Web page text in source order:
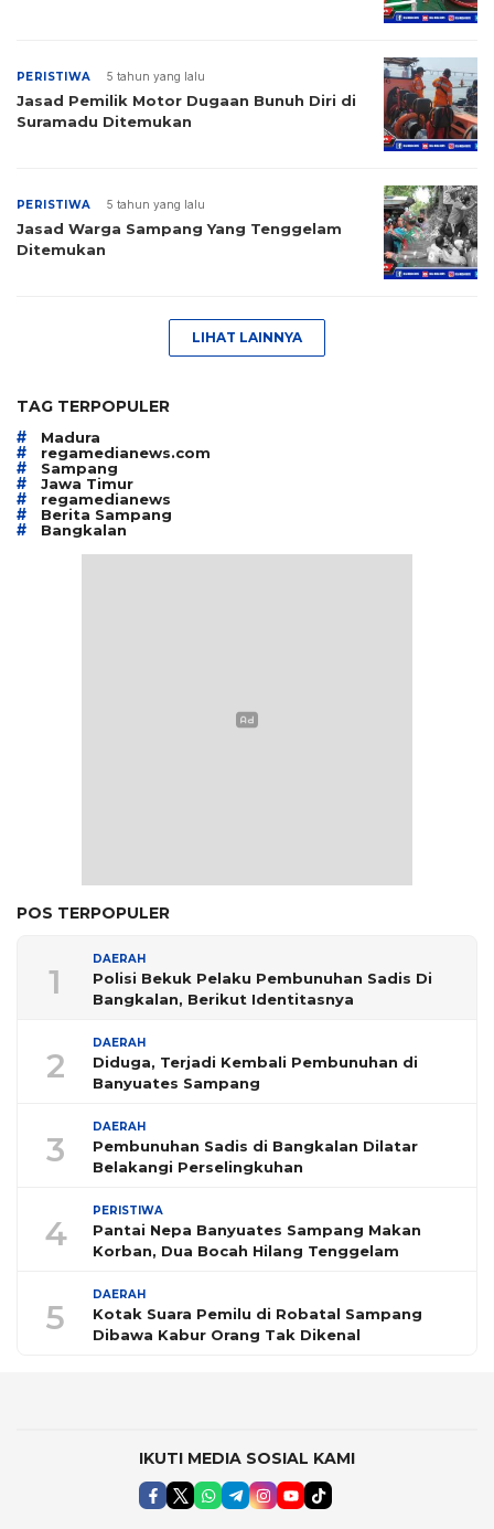
PERISTIWA 5 tahun yang lalu
Jasad Pemilik Motor Dugaan Bunuh Diri di
Suramadu Ditemukan
PERISTIWA 5 tahun yang lalu
Jasad Warga Sampang Yang Tenggelam
Ditemukan
LIHAT LAINNYA
TAG TERPOPULER
# Madura
# regamedianews.com
# Sampang
# Jawa Timur
# regamedianews
# Berita Sampang
# Bangkalan
POS TERPOPULER
1
DAERAH
Polisi Bekuk Pelaku Pembunuhan Sadis Di
Bangkalan, Berikut Identitasnya
2
DAERAH
Diduga, Terjadi Kembali Pembunuhan di
Banyuates Sampang
3
DAERAH
Pembunuhan Sadis di Bangkalan Dilatar
Belakangi Perselingkuhan
4
PERISTIWA
Pantai Nepa Banyuates Sampang Makan
Korban, Dua Bocah Hilang Tenggelam
5
DAERAH
Kotak Suara Pemilu di Robatal Sampang
Dibawa Kabur Orang Tak Dikenal
IKUTI MEDIA SOSIAL KAMI